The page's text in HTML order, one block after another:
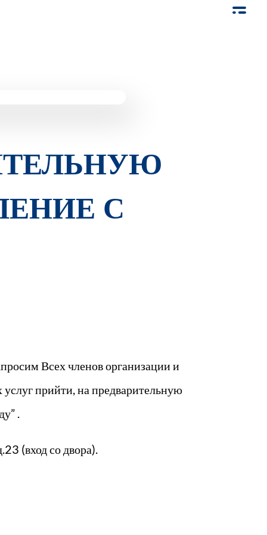
С
Всех членов организации и
прийти, на предварительную
.
(вход со двора).